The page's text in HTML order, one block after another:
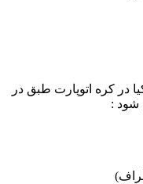
در کره اتوپارت طبق در
شود :